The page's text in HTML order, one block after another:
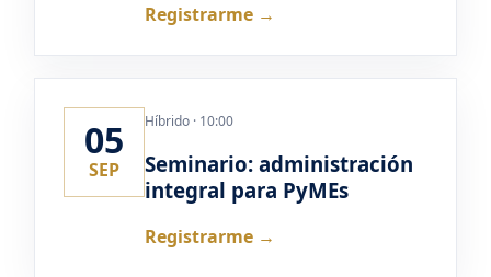
Registrarme →
05
SEP
Híbrido · 10:00
Seminario: administración
integral para PyMEs
Registrarme →